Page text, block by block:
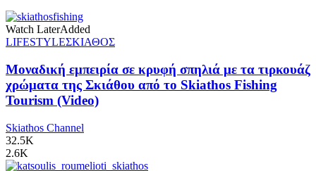
Watch LaterAdded
LIFESTYLEΣΚΙΑΘΟΣ
Μοναδική εμπειρία σε κρυφή σπηλιά με τα τιρκουάζ
χρώματα της Σκιάθου από το Skiathos Fishing
Tourism (Video)
Skiathos Channel
32.5K
2.6K